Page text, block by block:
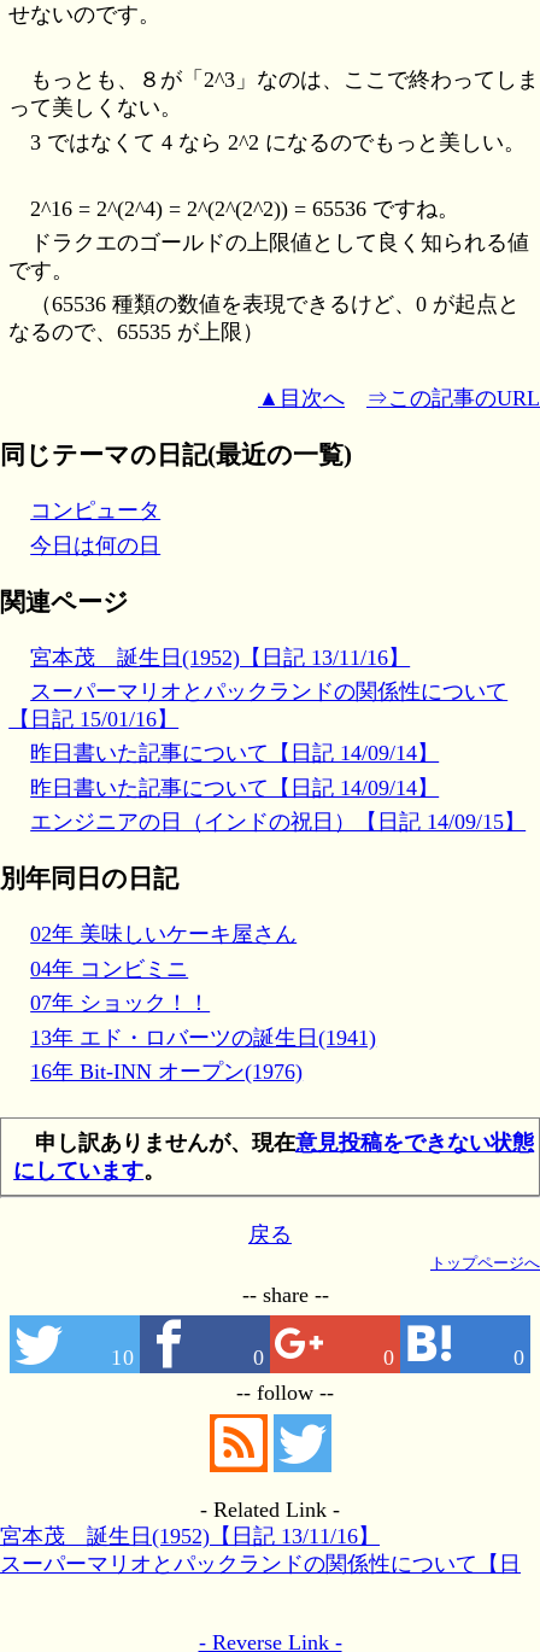
せないのです。
もっとも、８が「2^3」なのは、ここで終わってしま
って美しくない。
3 ではなくて 4 なら 2^2 になるのでもっと美しい。
2^16 = 2^(2^4) = 2^(2^(2^2)) = 65536 ですね。
ドラクエのゴールドの上限値として良く知られる値
です。
（65536 種類の数値を表現できるけど、0 が起点と
なるので、65535 が上限）
▲目次へ ⇒この記事のURL
同じテーマの日記(最近の一覧)
コンピュータ
今日は何の日
関連ページ
宮本茂 誕生日(1952)【日記 13/11/16】
スーパーマリオとパックランドの関係性について
【日記 15/01/16】
昨日書いた記事について【日記 14/09/14】
昨日書いた記事について【日記 14/09/14】
エンジニアの日（インドの祝日）【日記 14/09/15】
別年同日の日記
02年 美味しいケーキ屋さん
04年 コンビミニ
07年 ショック！！
13年 エド・ロバーツの誕生日(1941)
16年 Bit-INN オープン(1976)
申し訳ありませんが、現在意見投稿をできない状態
にしています。
戻る
トップページへ
-- share --
10 0 0 0
-- follow --
- Related Link -
宮本茂 誕生日(1952)【日記 13/11/16】
スーパーマリオとパックランドの関係性について【日
- Reverse Link -